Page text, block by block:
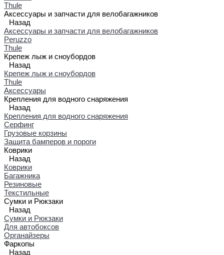
Thule
Аксессуары и запчасти для велобагажников
Назад
Аксессуары и запчасти для велобагажников
Peruzzo
Thule
Крепеж лыж и сноубордов
Назад
Крепеж лыж и сноубордов
Thule
Аксессуары
Крепления для водного снаряжения
Назад
Крепления для водного снаряжения
Серфинг
Грузовые корзины
Защита бамперов и пороги
Коврики
Назад
Коврики
Багажника
Резиновые
Текстильные
Сумки и Рюкзаки
Назад
Сумки и Рюкзаки
Для автобоксов
Органайзеры
Фаркопы
Назад